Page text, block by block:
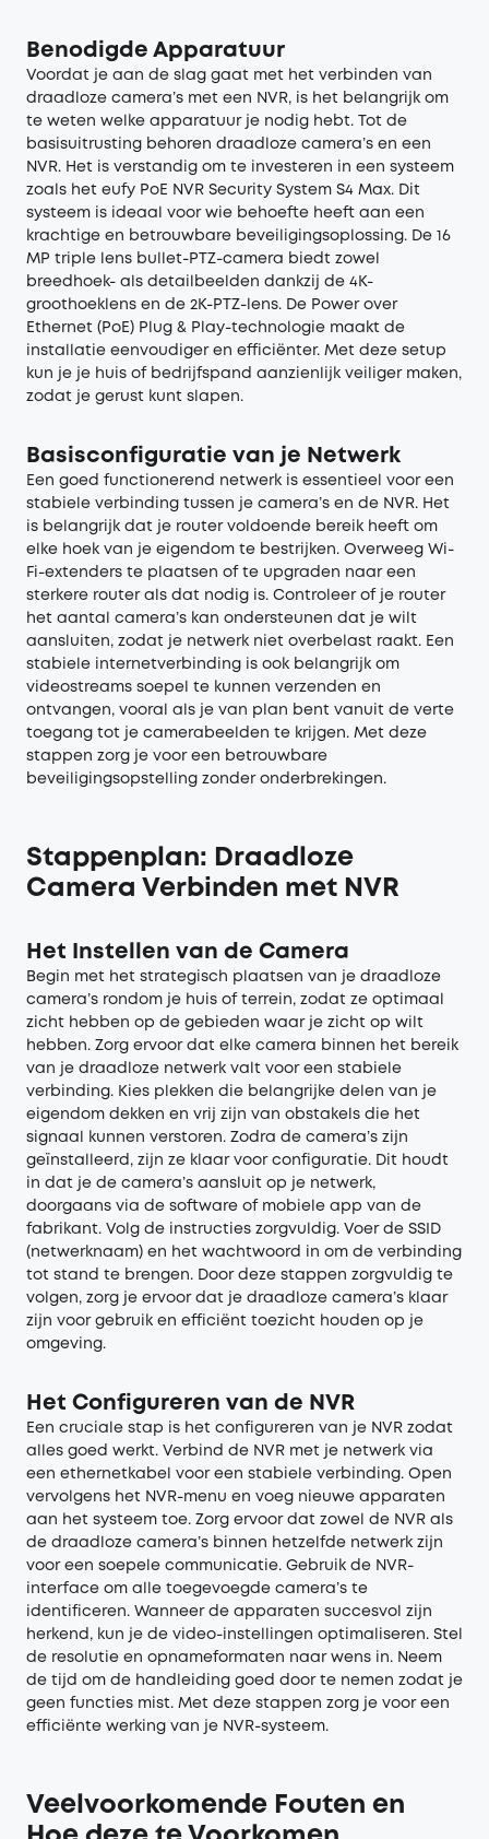
Benodigde Apparatuur
Voordat je aan de slag gaat met het verbinden van
draadloze camera’s met een NVR, is het belangrijk om
te weten welke apparatuur je nodig hebt. Tot de
basisuitrusting behoren draadloze camera’s en een
NVR. Het is verstandig om te investeren in een systeem
zoals het eufy PoE NVR Security System S4 Max. Dit
systeem is ideaal voor wie behoefte heeft aan een
krachtige en betrouwbare beveiligingsoplossing. De 16
MP triple lens bullet-PTZ-camera biedt zowel
breedhoek- als detailbeelden dankzij de 4K-
groothoeklens en de 2K-PTZ-lens. De Power over
Ethernet (PoE) Plug & Play-technologie maakt de
installatie eenvoudiger en efficiënter. Met deze setup
kun je je huis of bedrijfspand aanzienlijk veiliger maken,
zodat je gerust kunt slapen.
Basisconfiguratie van je Netwerk
Een goed functionerend netwerk is essentieel voor een
stabiele verbinding tussen je camera’s en de NVR. Het
is belangrijk dat je router voldoende bereik heeft om
elke hoek van je eigendom te bestrijken. Overweeg Wi-
Fi-extenders te plaatsen of te upgraden naar een
sterkere router als dat nodig is. Controleer of je router
het aantal camera’s kan ondersteunen dat je wilt
aansluiten, zodat je netwerk niet overbelast raakt. Een
stabiele internetverbinding is ook belangrijk om
videostreams soepel te kunnen verzenden en
ontvangen, vooral als je van plan bent vanuit de verte
toegang tot je camerabeelden te krijgen. Met deze
stappen zorg je voor een betrouwbare
beveiligingsopstelling zonder onderbrekingen.
Stappenplan: Draadloze
Camera Verbinden met NVR
Het Instellen van de Camera
Begin met het strategisch plaatsen van je draadloze
camera’s rondom je huis of terrein, zodat ze optimaal
zicht hebben op de gebieden waar je zicht op wilt
hebben. Zorg ervoor dat elke camera binnen het bereik
van je draadloze netwerk valt voor een stabiele
verbinding. Kies plekken die belangrijke delen van je
eigendom dekken en vrij zijn van obstakels die het
signaal kunnen verstoren. Zodra de camera’s zijn
geïnstalleerd, zijn ze klaar voor configuratie. Dit houdt
in dat je de camera’s aansluit op je netwerk,
doorgaans via de software of mobiele app van de
fabrikant. Volg de instructies zorgvuldig. Voer de SSID
(netwerknaam) en het wachtwoord in om de verbinding
tot stand te brengen. Door deze stappen zorgvuldig te
volgen, zorg je ervoor dat je draadloze camera’s klaar
zijn voor gebruik en efficiënt toezicht houden op je
omgeving.
Het Configureren van de NVR
Een cruciale stap is het configureren van je NVR zodat
alles goed werkt. Verbind de NVR met je netwerk via
een ethernetkabel voor een stabiele verbinding. Open
vervolgens het NVR-menu en voeg nieuwe apparaten
aan het systeem toe. Zorg ervoor dat zowel de NVR als
de draadloze camera’s binnen hetzelfde netwerk zijn
voor een soepele communicatie. Gebruik de NVR-
interface om alle toegevoegde camera’s te
identificeren. Wanneer de apparaten succesvol zijn
herkend, kun je de video-instellingen optimaliseren. Stel
de resolutie en opnameformaten naar wens in. Neem
de tijd om de handleiding goed door te nemen zodat je
geen functies mist. Met deze stappen zorg je voor een
efficiënte werking van je NVR-systeem.
Veelvoorkomende Fouten en